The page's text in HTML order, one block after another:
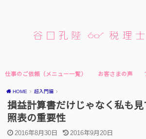
仕事のご依頼（メニュー一覧） お客さまの声
HOME 超入門編
損益計算書だけじゃなく私も
照表の重要性
2016年8月30日 2016年9月20日